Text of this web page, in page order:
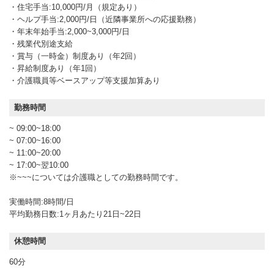
・住宅手当:10,000円/月（規定あり）
・ヘルプ手当:2,000円/日（近隣事業所への応援勤務）
・年末年始手当:2,000~3,000円/日
・残業代別途支給
・賞与（一時金）制度あり（年2回）
・昇給制度あり（年1回）
・介護職員等ベースアップ等支援加算あり
勤務時間
~ 09:00~18:00
~ 07:00~16:00
~ 11:00~20:00
~ 17:00~翌10:00
※~~~については介護職としての勤務時間です。
実働時間:8時間/日
平均勤務日数:1ヶ月あたり21日~22日
休憩時間
60分